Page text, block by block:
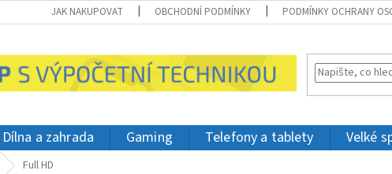
JAK NAKUPOVAT OBCHODNÍ PODMÍNKY PODMÍNKY OCHRANY
Dílna a zahrada Gaming Telefony a tablety Velké
Full HD